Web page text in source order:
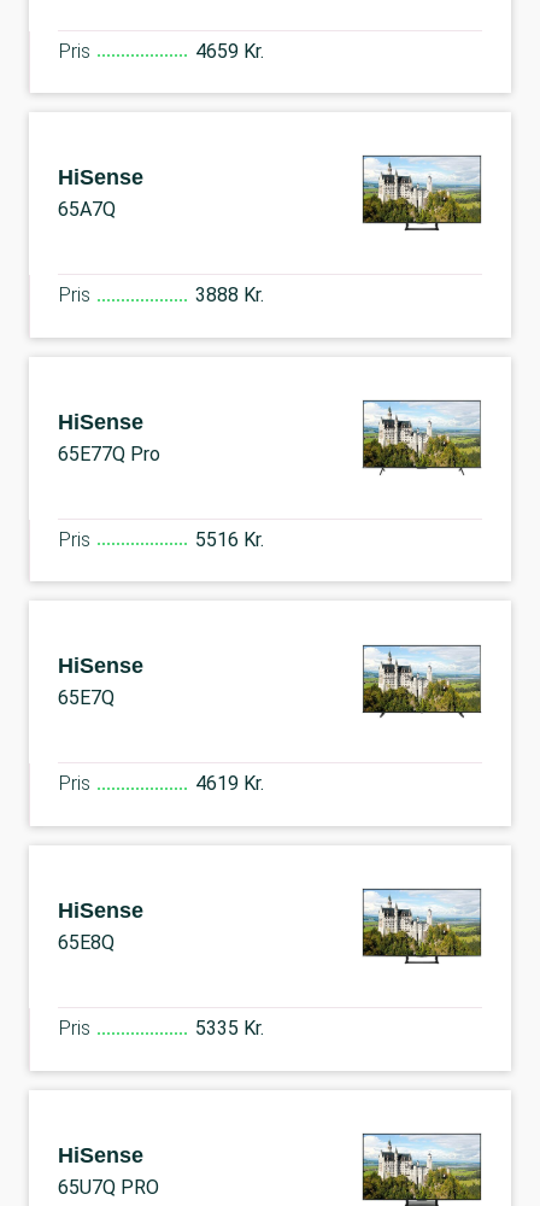
Pris 4659 Kr.
HiSense
65A7Q
Pris 3888 Kr.
HiSense
65E77Q Pro
Pris 5516 Kr.
HiSense
65E7Q
Pris 4619 Kr.
HiSense
65E8Q
Pris 5335 Kr.
HiSense
65U7Q PRO